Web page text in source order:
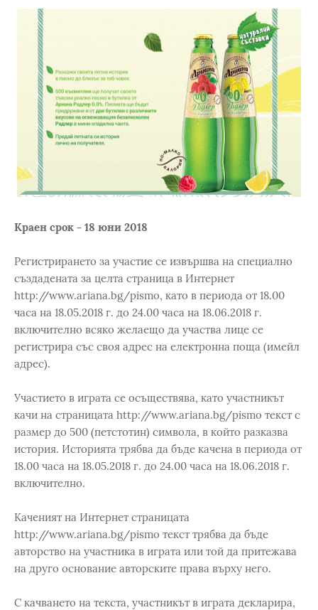
Краен срок - 18 юни 2018
Регистрирането за участие се извършва на специално
създадената за целта страница в Интернет
http://www.ariana.bg/pismo, като в периода от 18.00
часа на 18.05.2018 г. до 24.00 часа на 18.06.2018 г.
включително всяко желаещо да участва лице се
регистрира със своя адрес на електронна поща (имейл
адрес).
Участието в играта се осъществява, като участникът
качи на страницата http://www.ariana.bg/pismo текст с
размер до 500 (петстотин) символа, в който разказва
история. Историята трябва да бъде качена в периода от
18.00 часа на 18.05.2018 г. до 24.00 часа на 18.06.2018 г.
включително.
Каченият на Интернет страницата
http://www.ariana.bg/pismo текст трябва да бъде
авторство на участника в играта или той да притежава
на друго основание авторските права върху него.
С качването на текста, участникът в играта декларира,